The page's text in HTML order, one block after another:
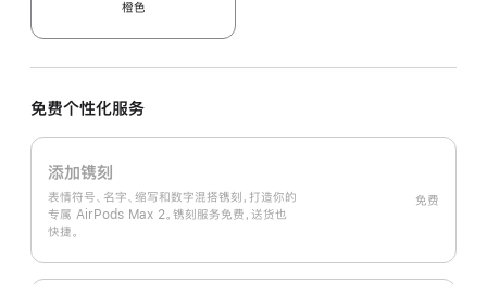
橙色
免费个性化服务
添加镌刻
表情符号、名字、缩写和数字混搭镌刻，打造你的
专属 AirPods Max 2。镌刻服务免费，送货也
快捷。
免费